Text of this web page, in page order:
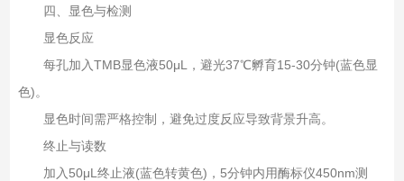
四、显色与检测‌
显色反应‌
每孔加入TMB显色液50μL，避光37℃孵育15-30分钟(蓝色显
色)‌。
显色时间需严格控制，避免过度反应导致背景升高‌。
终止与读数‌
加入50μL终止液(蓝色转黄色)，5分钟内用酶标仪450nm测